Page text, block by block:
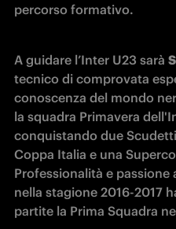
percorso formativo.
A guidare l’Inter U23 sarà
tecnico di comprovata
conoscenza del mondo
la squadra Primavera
conquistando due
Coppa Italia e una
Professionalità e passione
nella stagione 2016-2017
partite la Prima Squadra